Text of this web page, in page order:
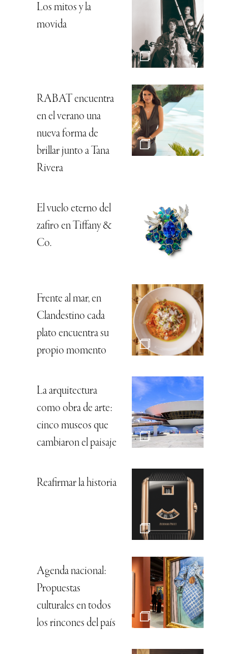
Los mitos y la
movida
RABAT encuentra
en el verano una
nueva forma de
brillar junto a Tana
Rivera
El vuelo eterno del
zafiro en Tiffany &
Co.
Frente al mar, en
Clandestino cada
plato encuentra su
propio momento
La arquitectura
como obra de arte:
cinco museos que
cambiaron el paisaje
Reafirmar la historia
Agenda nacional:
Propuestas
culturales en todos
los rincones del país